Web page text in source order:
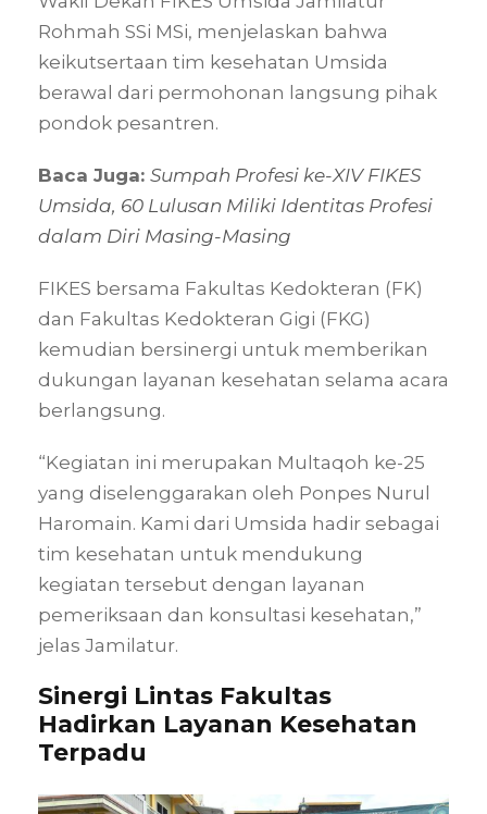
Rohmah SSi MSi, menjelaskan bahwa
keikutsertaan tim kesehatan Umsida
berawal dari permohonan langsung pihak
pondok pesantren.
Baca Juga: Sumpah Profesi ke-XIV FIKES
Umsida, 60 Lulusan Miliki Identitas Profesi
dalam Diri Masing-Masing
FIKES bersama Fakultas Kedokteran (FK)
dan Fakultas Kedokteran Gigi (FKG)
kemudian bersinergi untuk memberikan
dukungan layanan kesehatan selama acara
berlangsung.
“Kegiatan ini merupakan Multaqoh ke-25
yang diselenggarakan oleh Ponpes Nurul
Haromain. Kami dari Umsida hadir sebagai
tim kesehatan untuk mendukung
kegiatan tersebut dengan layanan
pemeriksaan dan konsultasi kesehatan,”
jelas Jamilatur.
Sinergi Lintas Fakultas
Hadirkan Layanan Kesehatan
Terpadu